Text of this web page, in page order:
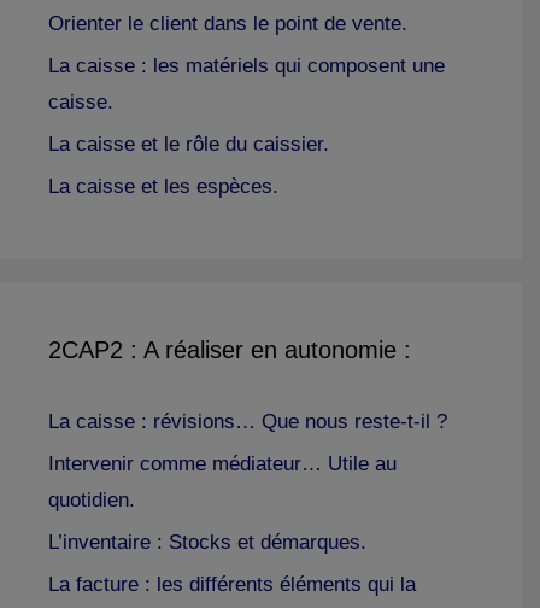
Orienter le client dans le point de vente.
La caisse : les matériels qui composent une
caisse.
La caisse et le rôle du caissier.
La caisse et les espèces.
2CAP2 : A réaliser en autonomie :
La caisse : révisions… Que nous reste-t-il ?
Intervenir comme médiateur… Utile au
quotidien.
L’inventaire : Stocks et démarques.
La facture : les différents éléments qui la